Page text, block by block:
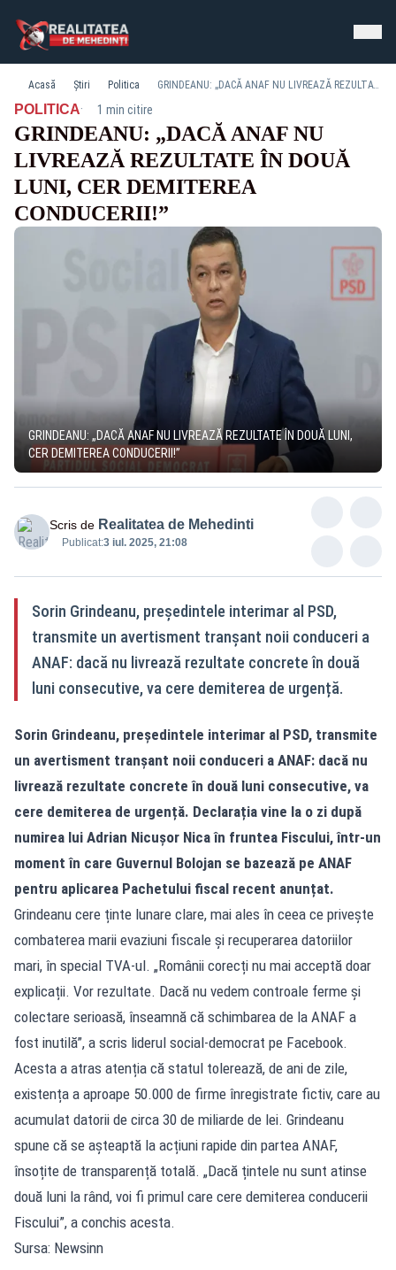
Acasă Știri Politica GRINDEANU: „DACĂ ANAF NU LIVREAZĂ REZULTATE ÎN DOUĂ LUNI, CER DEMITEREA CONDUCERII!”
POLITICA· 1 min citire
GRINDEANU: „DACĂ ANAF NU
LIVREAZĂ REZULTATE ÎN DOUĂ
LUNI, CER DEMITEREA
CONDUCERII!”
GRINDEANU: „DACĂ ANAF NU LIVREAZĂ REZULTATE ÎN DOUĂ LUNI,
CER DEMITEREA CONDUCERII!”
Scris de Realitatea de Mehedinti
Publicat:3 iul. 2025, 21:08
Sorin Grindeanu, președintele interimar al PSD,
transmite un avertisment tranșant noii conduceri a
ANAF: dacă nu livrează rezultate concrete în două
luni consecutive, va cere demiterea de urgență.
Sorin Grindeanu, președintele interimar al PSD, transmite
un avertisment tranșant noii conduceri a ANAF: dacă nu
livrează rezultate concrete în două luni consecutive, va
cere demiterea de urgență. Declarația vine la o zi după
numirea lui Adrian Nicușor Nica în fruntea Fiscului, într-un
moment în care Guvernul Bolojan se bazează pe ANAF
pentru aplicarea Pachetului fiscal recent anunțat.
Grindeanu cere ținte lunare clare, mai ales în ceea ce privește
combaterea marii evaziuni fiscale și recuperarea datoriilor
mari, în special TVA-ul. „Românii corecți nu mai acceptă doar
explicații. Vor rezultate. Dacă nu vedem controale ferme și
colectare serioasă, înseamnă că schimbarea de la ANAF a
fost inutilă”, a scris liderul social-democrat pe Facebook.
Acesta a atras atenția că statul tolerează, de ani de zile,
existența a aproape 50.000 de firme înregistrate fictiv, care au
acumulat datorii de circa 30 de miliarde de lei. Grindeanu
spune că se așteaptă la acțiuni rapide din partea ANAF,
însoțite de transparență totală. „Dacă țintele nu sunt atinse
două luni la rând, voi fi primul care cere demiterea conducerii
Fiscului”, a conchis acesta.
Sursa: Newsinn